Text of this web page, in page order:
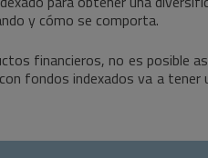
y cómo se comporta.
financieros, no es posible
fondos indexados va a